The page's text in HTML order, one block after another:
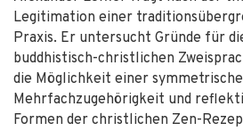
Legitimation einer
Praxis. Er untersucht Gründe für
buddhistisch-christlichen
die Möglichkeit einer
Mehrfachzugehörigkeit und
Formen der christlichen Zen-